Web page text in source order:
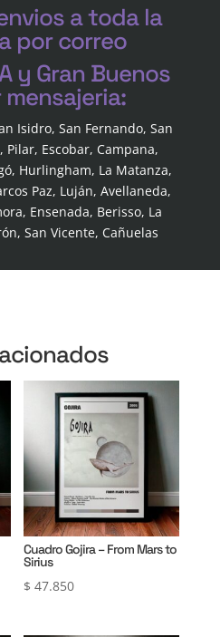
a toda la
por correo
y Gran Buenos
Isidro, San Fernando, San
Escobar, Campana,
Hurlingham, La Matanza,
Paz, Luján, Avellaneda,
Ensenada, Berisso, La
San Vicente, Cañuelas
Cuadro Gojira – From Mars to
Sirius
$ 47.850